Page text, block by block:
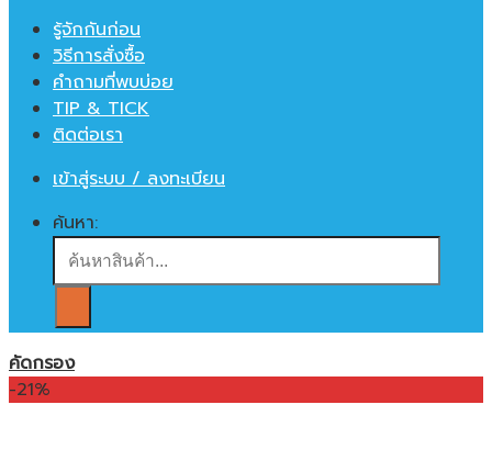
รู้จักกันก่อน
วิธีการสั่งซื้อ
คำถามที่พบบ่อย
TIP & TICK
ติดต่อเรา
เข้าสู่ระบบ / ลงทะเบียน
ค้นหา:
คัดกรอง
-21%